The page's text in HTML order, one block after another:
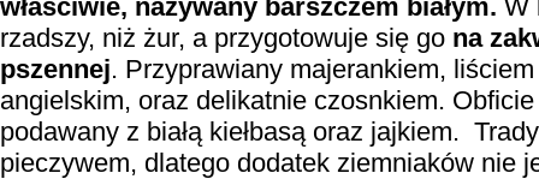
właściwie, nazywany barszczem białym. W
rzadszy, niż żur, a przygotowuje się go na
pszennej. Przyprawiany majerankiem,
angielskim, oraz delikatnie czosnkiem.
podawany z białą kiełbasą oraz jajkiem.
pieczywem, dlatego dodatek ziemniaków nie